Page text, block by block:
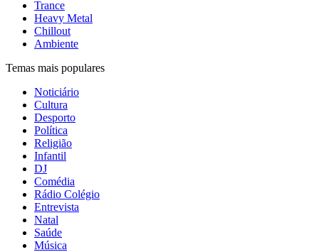
Trance
Heavy Metal
Chillout
Ambiente
Temas mais populares
Noticiário
Cultura
Desporto
Política
Religião
Infantil
DJ
Comédia
Rádio Colégio
Entrevista
Natal
Saúde
Música